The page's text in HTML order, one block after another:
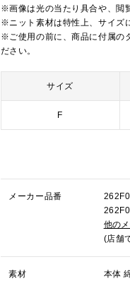
※画像は光の当たり具合や、閲
※ニット素材は特性上、サイズ
※ご使用の前に、商品に付属の
ださい。
サイズ
F
メーカー品番
他の
(店舗
素材 本体